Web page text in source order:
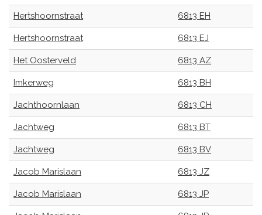
Hertshoornstraat 6813 EH
Hertshoornstraat 6813 EJ
Het Oosterveld 6813 AZ
Imkerweg 6813 BH
Jachthoornlaan 6813 CH
Jachtweg 6813 BT
Jachtweg 6813 BV
Jacob Marislaan 6813 JZ
Jacob Marislaan 6813 JP